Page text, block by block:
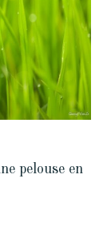
pelouse en